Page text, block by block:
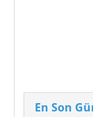
En Son